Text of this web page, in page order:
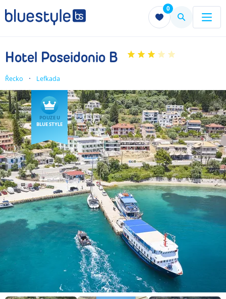
0
Menu Menu
Hotel Poseidonio B
Řecko Lefkada
POUZE U
BLUE STYLE